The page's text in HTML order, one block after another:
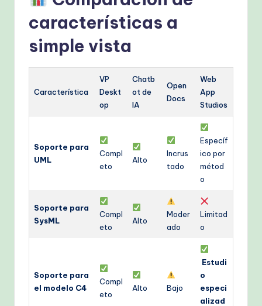
características a
simple vista
Característica
VP
Deskt
op
Chatb
ot de
IA
Open
Docs
Web
App
Studios
Soporte para
UML
Compl
eto
Alto
Incrus
tado
Específ
ico por
métod
o
Soporte para
SysML
Compl
eto
Alto
Moder
ado
Limitad
o
Soporte para
el modelo C4
Compl
eto
Alto Bajo
Estudi
o
especi
alizad